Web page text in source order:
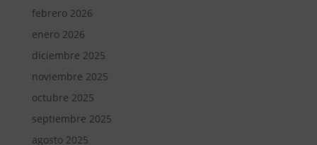
febrero 2026
enero 2026
diciembre 2025
noviembre 2025
octubre 2025
septiembre 2025
agosto 2025